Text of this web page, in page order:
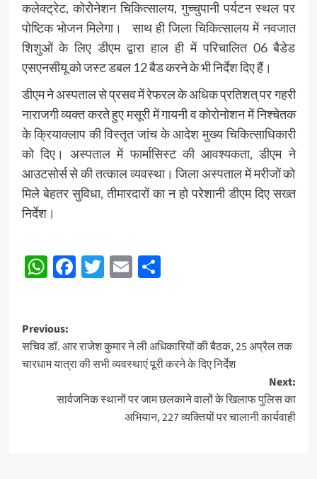
कलेक्ट्रेट, कोरोेनेशन चिकित्सालय, गुच्चुपानी पर्यटन स्थल पर
पोष्टिक भोजन मिलेगा। साथ ही जिला चिकित्सालय में नवजात
शिशुओं के लिए डीएम द्वारा हाल ही में परिचालित 06 बैडेड
एसएनसीयू को जस्ट डबल 12 बैड करने के भी निर्देश दिए हैं।
डीएम ने अस्पताल से प्रसव में रेफरल के अधिक प्रतिशत् पर गहरी
नाराजगी व्यक्त करते हुए मसूरी में गायनी व कोरोनोशन में निश्चेतक
के क्रियाक्लाप की विस्तृत जांच के आदेश मुख्य चिकित्साधिकारी
को दिए। अस्पताल में फार्मासिस्ट की आवश्यकता, डीएम ने
आउटसोर्स से की तत्काल व्यवस्था। जिला अस्पताल में मरीजों को
मिले बेहतर सुविधा, तीमारदारों का न हो परेशानी डीएम दिए सख्त
निर्देश।
Post
Navigation
WhatsApp
Facebook
Twitter
EmailShare
Post
navigation
Previous:
सचिव डॉ. आर राजेश कुमार ने ली अधिकारियों की बैठक, 25 अप्रैल तक
चारधाम यात्रा की सभी व्यवस्थाएं पूरी करने के दिए निर्देश
Next:
सार्वजनिक स्थानों पर जाम छलकाने वालों के खिलाफ पुलिस का
अभियान, 227 व्यक्तियों पर चालानी कार्यवाही